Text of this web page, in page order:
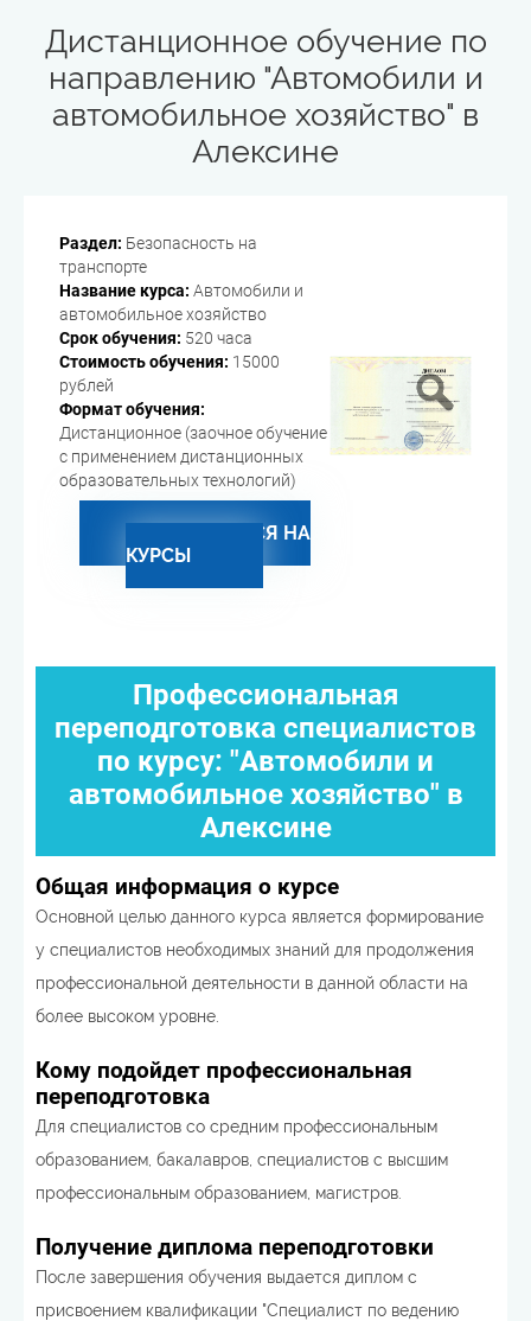
Дистанционное обучение по
направлению "Автомобили и
автомобильное хозяйство" в
Алексине
Раздел: Безопасность на
транспорте
Название курса: Автомобили и
автомобильное хозяйство
Срок обучения: 520 часа
Стоимость обучения: 15000
рублей
Формат обучения:
Дистанционное (заочное обучение
с применением дистанционных
образовательных технологий)
ЗАПИСАТЬСЯ НА
КУРСЫ
Профессиональная
переподготовка специалистов
по курсу: "Автомобили и
автомобильное хозяйство" в
Алексине
Общая информация о курсе
Основной целью данного курса является формирование
у специалистов необходимых знаний для продолжения
профессиональной деятельности в данной области на
более высоком уровне.
Кому подойдет профессиональная
переподготовка
Для специалистов со средним профессиональным
образованием, бакалавров, специалистов с высшим
профессиональным образованием, магистров.
Получение диплома переподготовки
После завершения обучения выдается диплом с
присвоением квалификации "Специалист по ведению